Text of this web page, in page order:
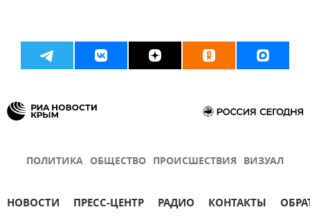
ПОЛИТИКА ОБЩЕСТВО ПРОИСШЕСТВИЯ ВИЗУАЛ
НОВОСТИ ПРЕСС-ЦЕНТР РАДИО КОНТАКТЫ